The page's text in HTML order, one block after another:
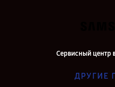
Сервисный центр
ДРУГИЕ